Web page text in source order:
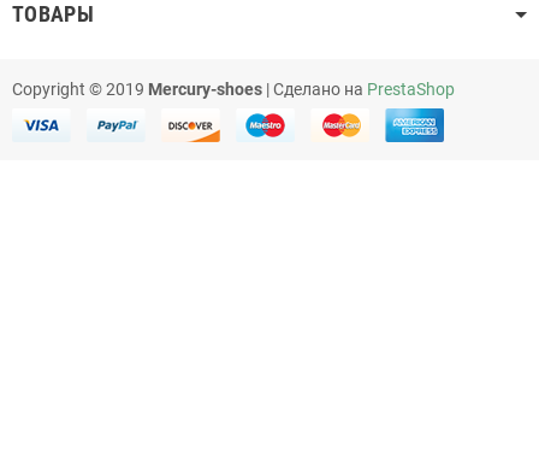
ТОВАРЫ
Copyright © 2019 Mercury-shoes | Сделано на PrestaShop